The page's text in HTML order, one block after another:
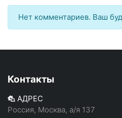
Нет комментариев. Ваш
Контакты
АДРЕС
Россия, Москва, а/я 137